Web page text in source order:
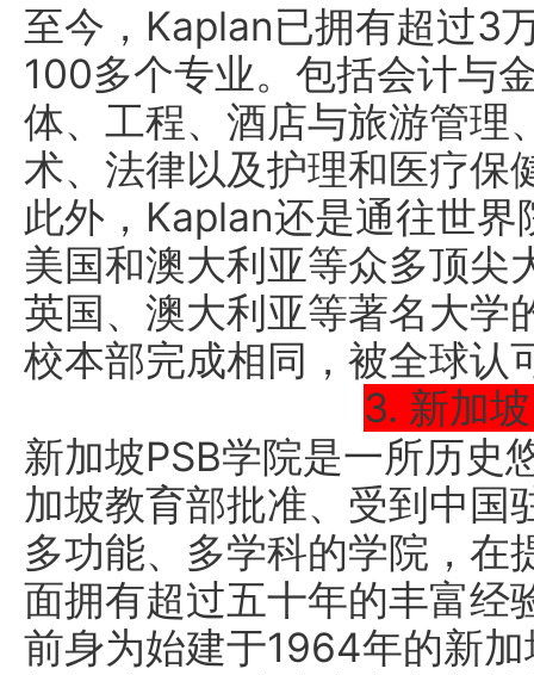
至今，Kaplan已拥有超过3
100多个专业。包括会计与
体、工程、酒店与旅游管理
术、法律以及护理和医疗保
此外，Kaplan还是通往世
美国和澳大利亚等众多顶尖
英国、澳大利亚等著名大学
校本部完成相同，被全球认
3. 新加
新加坡PSB学院是一所历史
加坡教育部批准、受到中国
多功能、多学科的学院，在
面拥有超过五十年的丰富经
前身为始建于1964年的新